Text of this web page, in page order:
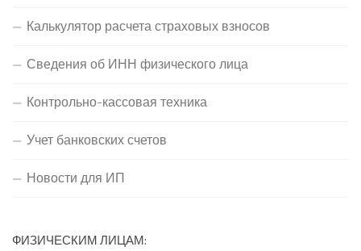
Калькулятор расчета страховых взносов
Сведения об ИНН физического лица
Контрольно-кассовая техника
Учет банковских счетов
Новости для ИП
ФИЗИЧЕСКИМ ЛИЦАМ: